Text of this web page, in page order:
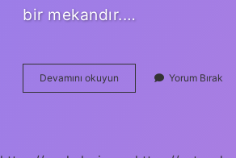
bir mekandır.…
Devamını okuyun Yeldeğirmeni
Mi
Yorum Bırak